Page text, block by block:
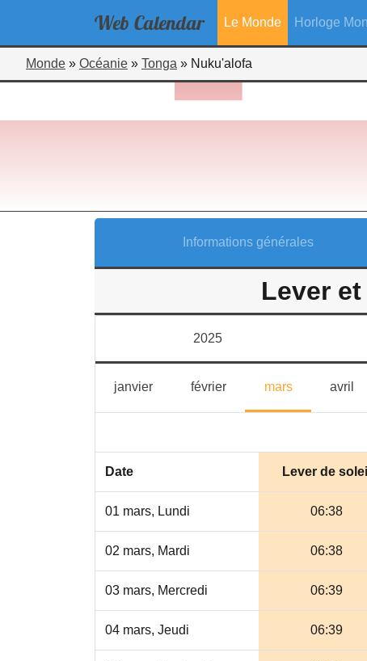
Web Calendar Le Monde Horloge
Monde » Océanie » Tonga » Nuku'alofa
Informations générales
Lever
2025
janvierjanvierfévrierfévrier marsmars avril
Date Lever de soleil
01 mars, Lundi 06:38
02 mars, Mardi 06:38
03 mars, Mercredi 06:39
04 mars, Jeudi 06:39